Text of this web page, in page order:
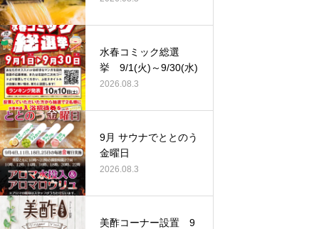
水春コミック総選
挙 9/1(火)～9/30(水)
2026.08.3
9月 サウナでととのう
金曜日
2026.08.3
美酢コーナー設置 9